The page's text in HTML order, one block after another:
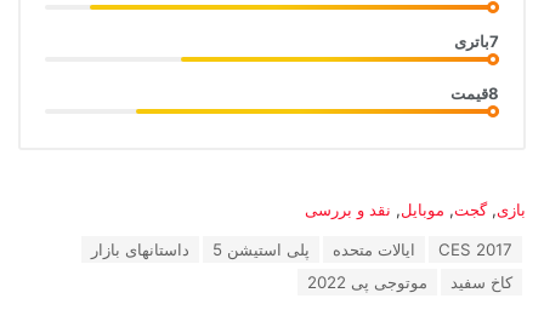
باتری7
قیمت8
دسته‌ها:
بازی,گجت, موبایل, نقد و بررسی
برچسب:
CES 2017 ایالات متحده پلی استیشن 5
داستانهای بازار
کاخ سفید
موتوجی پی 2022